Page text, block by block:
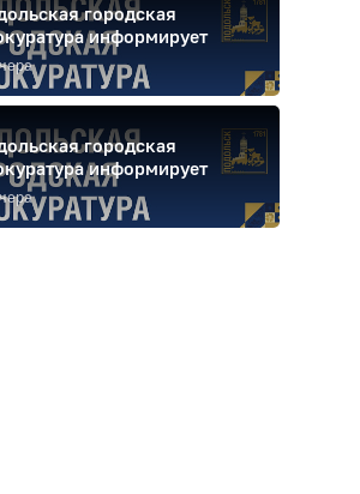
городская
информирует
городская
информирует